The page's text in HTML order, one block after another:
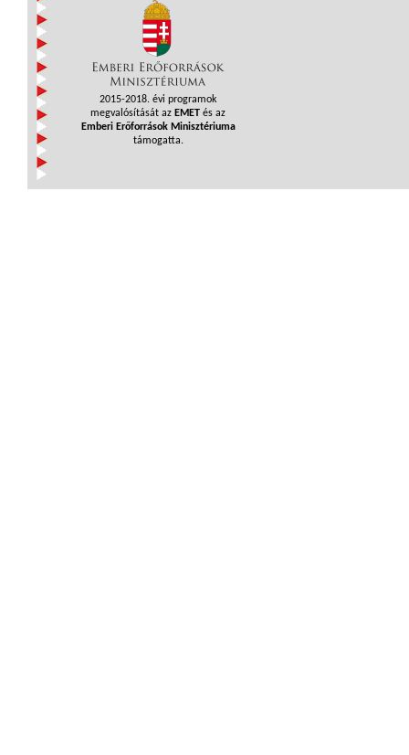
2015-2018. évi programok
megvalósítását az EMET és az
Emberi Erőforrások Minisztériuma
támogatta.